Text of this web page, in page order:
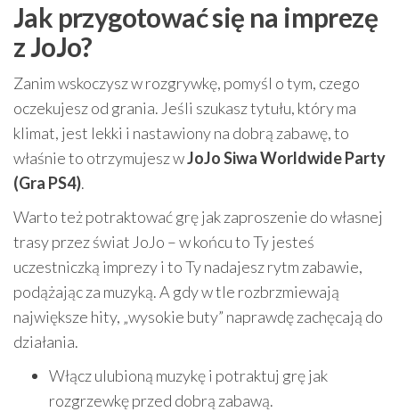
Jak przygotować się na imprezę
z JoJo?
Zanim wskoczysz w rozgrywkę, pomyśl o tym, czego
oczekujesz od grania. Jeśli szukasz tytułu, który ma
klimat, jest lekki i nastawiony na dobrą zabawę, to
właśnie to otrzymujesz wJoJo Siwa Worldwide Party
(Gra PS4).
Warto też potraktować grę jak zaproszenie do własnej
trasy przez świat JoJo – w końcu to Ty jesteś
uczestniczką imprezy i to Ty nadajesz rytm zabawie,
podążając za muzyką. A gdy w tle rozbrzmiewają
największe hity, „wysokie buty” naprawdę zachęcają do
działania.
Włącz ulubioną muzykę i potraktuj grę jak
rozgrzewkę przed dobrą zabawą.